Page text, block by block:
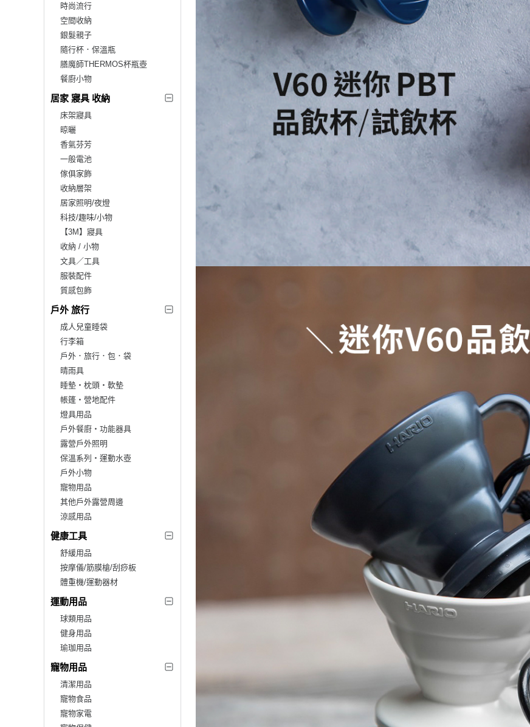
時尚流行
空間收納
銀髮親子
隨行杯．保溫瓶
膳魔師THERMOS杯瓶壺
餐廚小物
居家 寢具 收納
床架寢具
晾曬
香氣芬芳
一般電池
傢俱家飾
收納層架
居家照明/夜燈
科技/趣味/小物
【3M】寢具
收納 / 小物
文具／工具
服裝配件
質感包飾
戶外 旅行
成人兒童睡袋
行李箱
戶外．旅行．包．袋
晴雨具
睡墊‧枕頭‧軟墊
帳篷‧營地配件
燈具用品
戶外餐廚‧功能器具
露營戶外照明
保溫系列‧運動水壺
戶外小物
寵物用品
其他戶外露營周邊
涼感用品
健康工具
舒緩用品
按摩儀/筋膜槍/刮痧板
體重機/運動器材
運動用品
球類用品
健身用品
瑜珈用品
寵物用品
清潔用品
寵物食品
寵物家電